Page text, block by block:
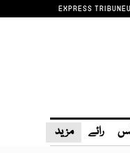
EXPRESS TRIBUNE
رائے مزید